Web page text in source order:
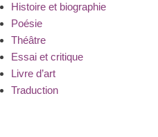
Histoire et biographie
Poésie
Théâtre
Essai et critique
Livre d’art
Traduction